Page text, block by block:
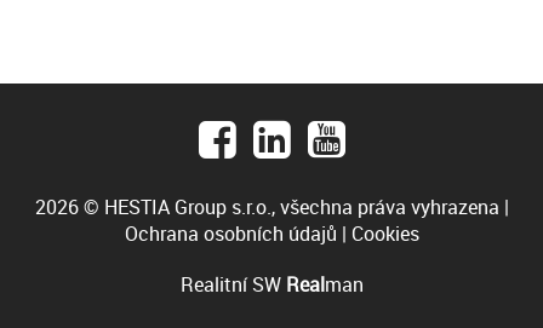
2026 © HESTIA Group s.r.o., všechna práva vyhrazena |
Ochrana osobních údajů | Cookies
Realitní SW Realman